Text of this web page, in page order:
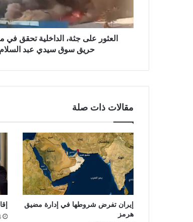
العثور على جثة، الداخلية تحقق في
حريق سوق سيدي عبد السلام
مقالات ذات صلة
إيران تفرض شروطها في إدارة مضيق
هرمز